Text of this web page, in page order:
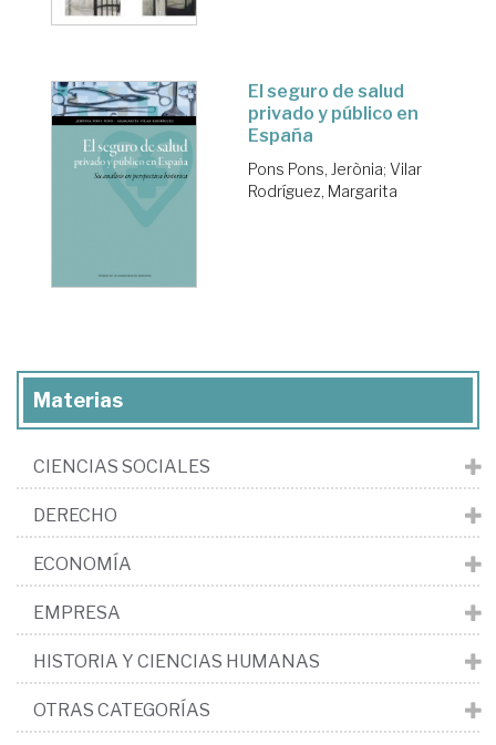
El seguro de salud
privado y público en
España
Pons Pons, Jerònia; Vilar
Rodríguez, Margarita
Materias
CIENCIAS SOCIALES
DERECHO
ECONOMÍA
EMPRESA
HISTORIA Y CIENCIAS HUMANAS
OTRAS CATEGORÍAS